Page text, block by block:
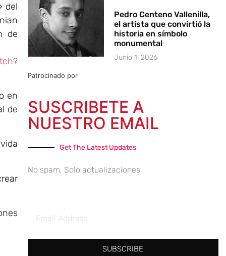
del
de
en
de
Pedro Centeno Vallenilla,
el artista que convirtió la
historia en símbolo
monumental
Junio 1, 2026
Patrocinado por
SUSCRIBETE A
NUESTRO EMAIL
Get The Latest Updates
No spam, Solo actualizaciones
SUBSCRIBE